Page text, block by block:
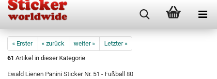
« Erster « zurück weiter »
Letzter »
61 Artikel in dieser Kategorie
Ewald Lienen Panini Sticker Nr. 51 - Fußball 80